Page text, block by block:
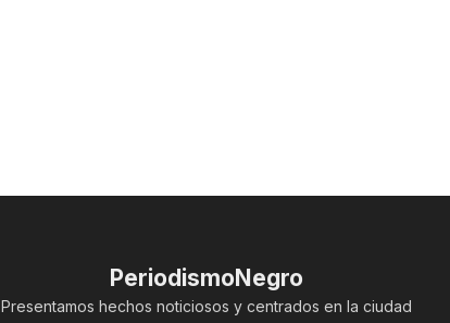
PeriodismoNegro
Presentamos hechos noticiosos y centrados en la ciudad